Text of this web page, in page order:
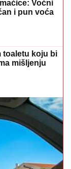
Voćni
i pun voća
toaletu koju bi
mišljenju